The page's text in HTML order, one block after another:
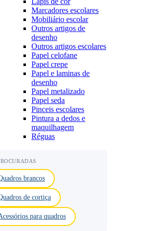
Marcadores escolares
Mobiliário escolar
Outros artigos de
desenho
Outros artigos escolares
Papel celofane
Papel crepe
Papel e laminas de
desenho
Papel metalizado
Papel seda
Pinceis escolares
Pintura a dedos e
maquilhagem
Réguas
brancos
de cortiça
para quadros